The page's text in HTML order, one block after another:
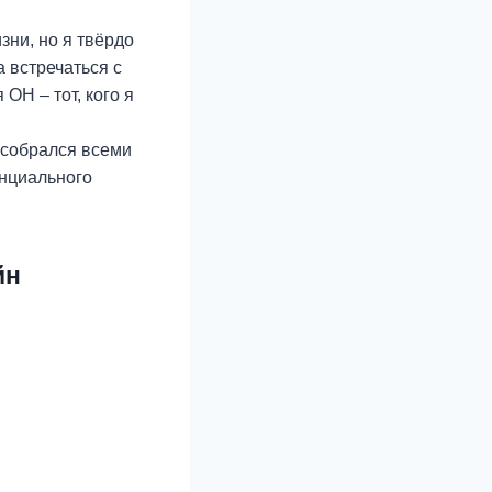
но я твёрдо
встречаться с
– тот, кого я
всеми